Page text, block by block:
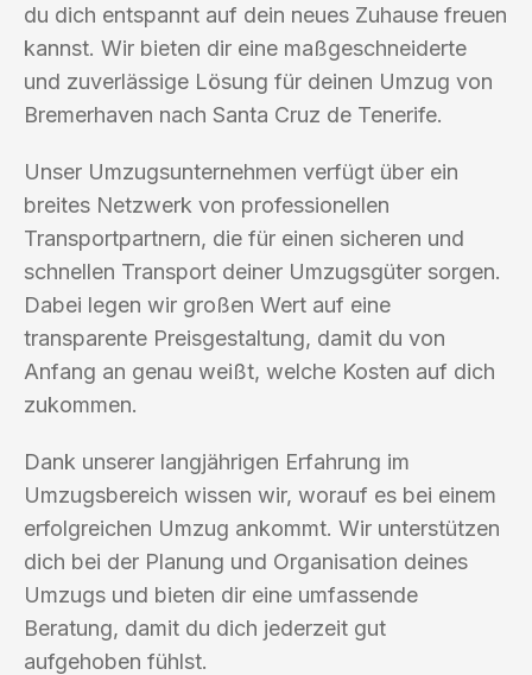
du dich entspannt auf dein neues Zuhause freuen
kannst. Wir bieten dir eine maßgeschneiderte
und zuverlässige Lösung für deinen Umzug von
Bremerhaven nach Santa Cruz de Tenerife.
Unser Umzugsunternehmen verfügt über ein
breites Netzwerk von professionellen
Transportpartnern, die für einen sicheren und
schnellen Transport deiner Umzugsgüter sorgen.
Dabei legen wir großen Wert auf eine
transparente Preisgestaltung, damit du von
Anfang an genau weißt, welche Kosten auf dich
zukommen.
Dank unserer langjährigen Erfahrung im
Umzugsbereich wissen wir, worauf es bei einem
erfolgreichen Umzug ankommt. Wir unterstützen
dich bei der Planung und Organisation deines
Umzugs und bieten dir eine umfassende
Beratung, damit du dich jederzeit gut
aufgehoben fühlst.